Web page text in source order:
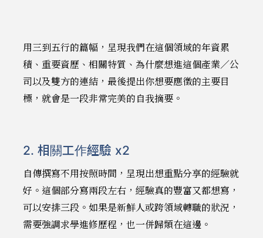
用三到五行的篇幅，呈現我們在這個領域的年資累
積、重要資歷、相關特質、為什麼想進這個產業／公
司以及雙方的連結，最後提出你想要應徵的主要目
標，就會是一段非常完美的自我摘要。
2. 相關工作經驗 x2
自傳撰寫不用按照時間，呈現出想重點分享的經驗就
好。這個部分寫兩段左右，經驗真的豐富又都想寫，
可以安排三段。如果是新鮮人或跨領域轉職的狀況，
需要強調求學進修歷程，也一併歸類在這邊。